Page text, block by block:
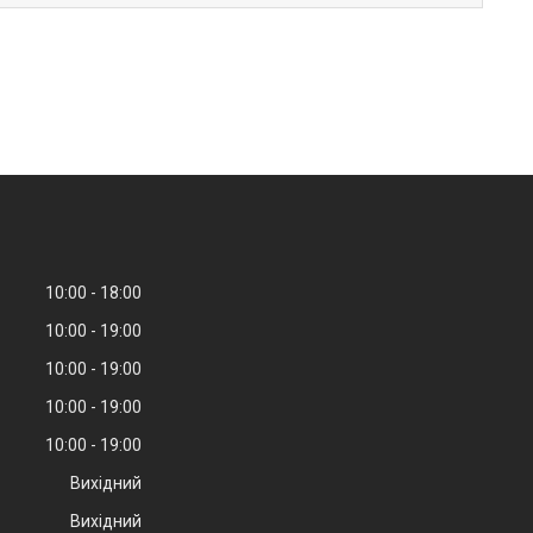
10:00
18:00
10:00
19:00
10:00
19:00
10:00
19:00
10:00
19:00
Вихідний
Вихідний